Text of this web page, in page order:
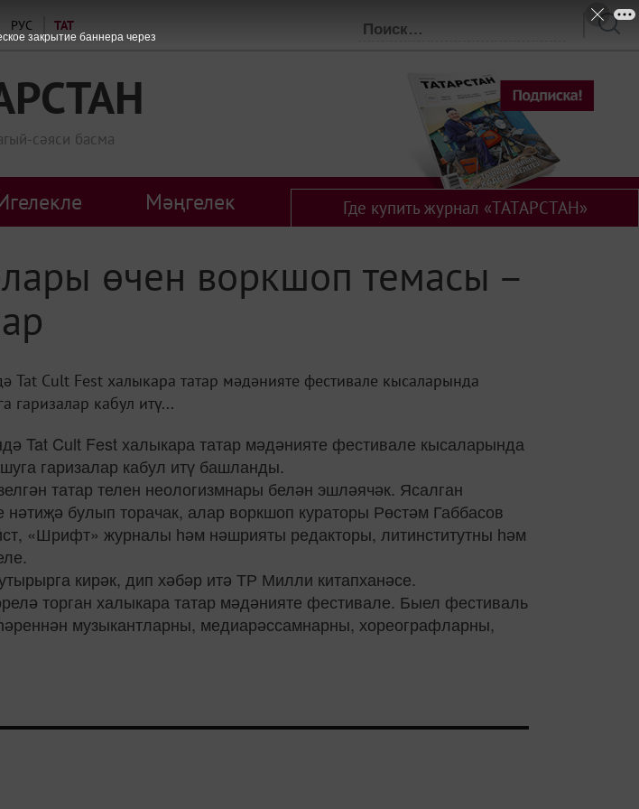
РУС ТАТ
сәяси басма
Мәңгелек Где купить журнал «ТАТАРСТАН»
өчен воркшоп темасы –
Tat Cult Fest халыкара татар мәдәнияте фестивале кысаларында
гаризалар кабул итү...
Tat Cult Fest халыкара татар мәдәнияте фестивале кысаларында
гаризалар кабул итү башланды.
татар телен неологизмнары белән эшләячәк. Ясалган
булып торачак, алар воркшоп кураторы Рөстәм Габбасов
«Шрифт» журналы һәм нәшрияты редакторы, литинститутны һәм
кирәк, дип хәбәр итә ТР Милли китапханәсе.
торган халыкара татар мәдәнияте фестивале. Быел фестиваль
музыкантларны, медиарәссамнарны, хореографларны,
закрытие баннера через